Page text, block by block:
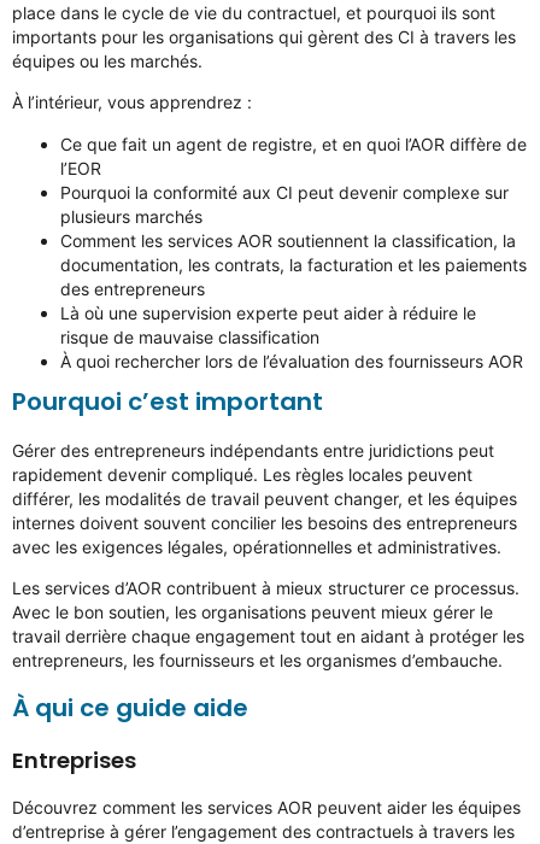
place dans le cycle de vie du contractuel, et pourquoi ils sont
importants pour les organisations qui gèrent des CI à travers les
équipes ou les marchés.
À l’intérieur, vous apprendrez :
Ce que fait un agent de registre, et en quoi l’AOR diffère de
l’EOR
Pourquoi la conformité aux CI peut devenir complexe sur
plusieurs marchés
Comment les services AOR soutiennent la classification, la
documentation, les contrats, la facturation et les paiements
des entrepreneurs
Là où une supervision experte peut aider à réduire le
risque de mauvaise classification
À quoi rechercher lors de l’évaluation des fournisseurs AOR
Pourquoi c’est important
Gérer des entrepreneurs indépendants entre juridictions peut
rapidement devenir compliqué. Les règles locales peuvent
différer, les modalités de travail peuvent changer, et les équipes
internes doivent souvent concilier les besoins des entrepreneurs
avec les exigences légales, opérationnelles et administratives.
Les services d’AOR contribuent à mieux structurer ce processus.
Avec le bon soutien, les organisations peuvent mieux gérer le
travail derrière chaque engagement tout en aidant à protéger les
entrepreneurs, les fournisseurs et les organismes d’embauche.
À qui ce guide aide
Entreprises
Découvrez comment les services AOR peuvent aider les équipes
d’entreprise à gérer l’engagement des contractuels à travers les